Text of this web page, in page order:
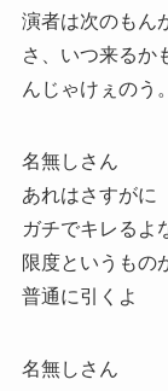
演者は次のもん
さ、いつ来るか
んじゃけぇのう。
名無しさん
あれはさすがに
ガチでキレるよ
限度というもの
普通に引くよ
名無しさん